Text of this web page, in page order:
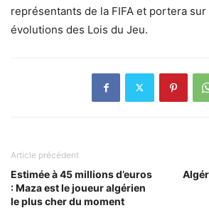
représentants de la FIFA et portera
évolutions des Lois du Jeu.
Article précédent
Estimée à 45 millions d’euros
: Maza est le joueur algérien
le plus cher du moment